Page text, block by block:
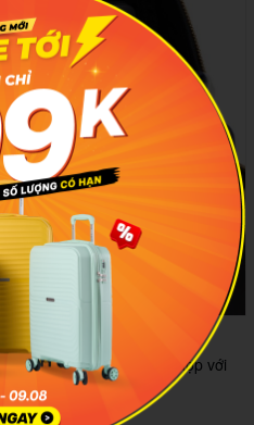
16”
vệ thiết bị an toàn, phù hợp với